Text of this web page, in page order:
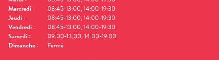
Mercredi :
08:45-13:00, 14:00-19:30
Jeudi :
08:45-13:00, 14:00-19:30
Vendredi :
08:45-13:00, 14:00-19:30
Samedi :
09:00-13:00, 14:00-19:00
Dimanche : Fermé